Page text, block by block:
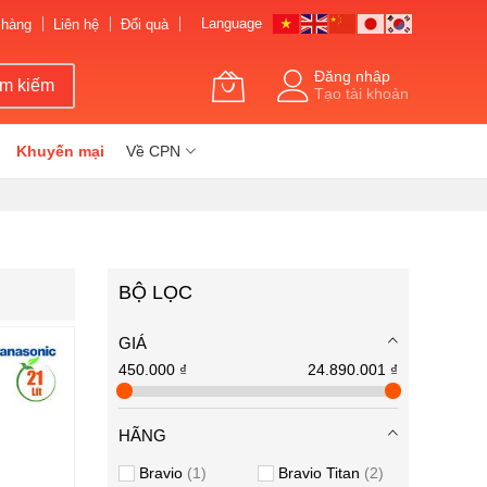
Liên hệ Đổi quà Language
kiếm
Đăng nhập
Tạo tài khoản
Khuyến mại Về CPN
BỘ LỌC
GIÁ
450.000 ₫ 24.890.001 ₫
HÃNG
Bravio 1 Bravio Titan 2